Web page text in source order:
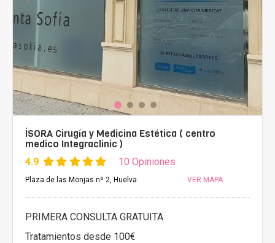
ÍSORA Cirugía y Medicina Estética ( centro
medico Integraclinic )
4.9 10 Opiniones
Plaza de las Monjas nº 2, Huelva VER MAPA
PRIMERA CONSULTA GRATUITA
Tratamientos desde 100€